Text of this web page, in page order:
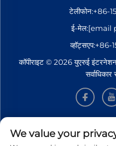
टेलीफोन:+86-
ई-मेल:[email
व्हॉट्सएप:+86-
कॉपीराइट © 2026 युएरुई
सर्वाधिकार
We value your